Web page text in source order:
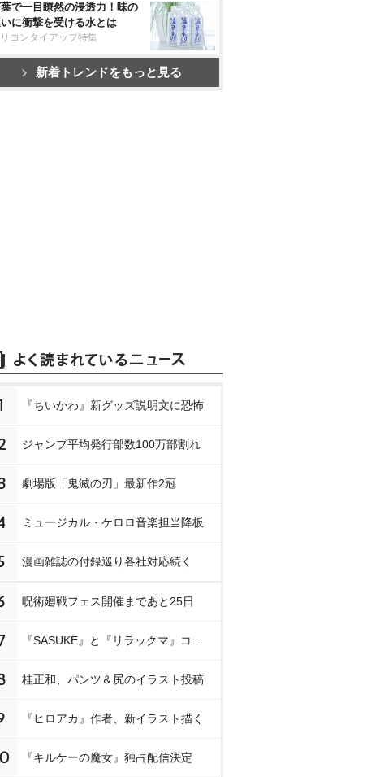
で一目瞭然の浸透力！味の
に衝撃を受ける水とは
コンタイアップ特集
新着トレンドをもっと見る
『ちいかわ』新グッズ説明文に恐怖
ジャンプ平均発行部数100万部割れ
劇場版「鬼滅の刃」最新作2冠
ミュージカル・ケロロ音楽担当降板
漫画雑誌の付録巡り各社対応続く
呪術廻戦フェス開催まであと25日
桂正和、パンツ＆尻のイラスト投稿
『ヒロアカ』作者、新イラスト描く
『キルケーの魔女』独占配信決定